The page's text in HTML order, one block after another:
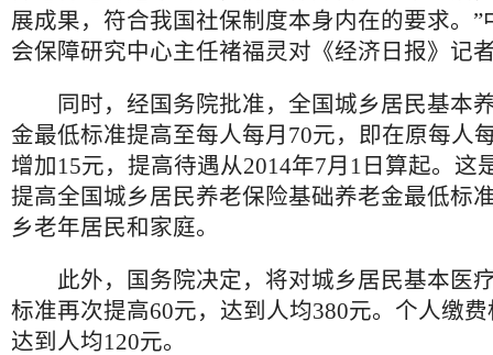
展成果，符合我国社保制度本身内在的要求。”
会保障研究中心主任褚福灵对《经济日报》记
同时，经国务院批准，全国城乡居民基本
金最低标准提高至每人每月70元，即在原每人
增加15元，提高待遇从2014年7月1日算起。这
提高全国城乡居民养老保险基础养老金最低标
乡老年居民和家庭。
此外，国务院决定，将对城乡居民基本医
标准再次提高60元，达到人均380元。个人缴
达到人均120元。